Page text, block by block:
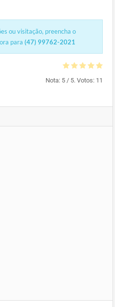
ou visitação, preencha o
para (47) 99762-2021
Nota: 5 / 5. Votos: 11